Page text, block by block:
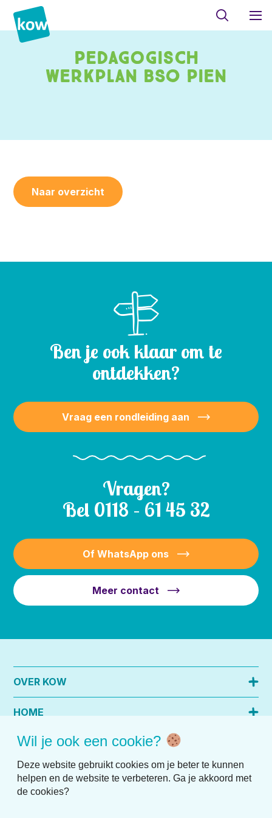
Pedagogisch
werkplan BSO Pien
Naar overzicht
Ben je ook klaar om te
ontdekken?
Vraag een rondleiding aan
Vragen?
Bel 0118 – 61 45 32
Of WhatsApp ons
Meer contact
OVER KOW
HOME
PRAKTISCHE INFO
Wil je ook een cookie?
Deze website gebruikt cookies om je beter te kunnen
helpen en de website te verbeteren. Ga je akkoord met
de cookies?